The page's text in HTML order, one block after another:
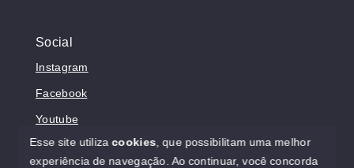
Social
Instagram
Facebook
Youtube
Esse site utilizacookies , que possibilitam uma melhor
experiência de navegação. Ao continuar, você concorda